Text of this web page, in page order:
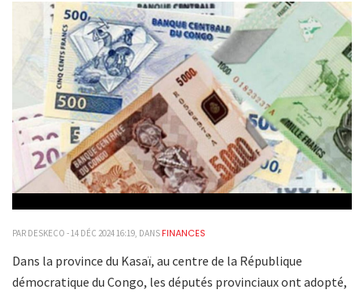
PAR DESKECO - 14 DÉC 2024 16:19, DANS FINANCES
Dans la province du Kasaï, au centre de la République
démocratique du Congo, les députés provinciaux ont adopté,